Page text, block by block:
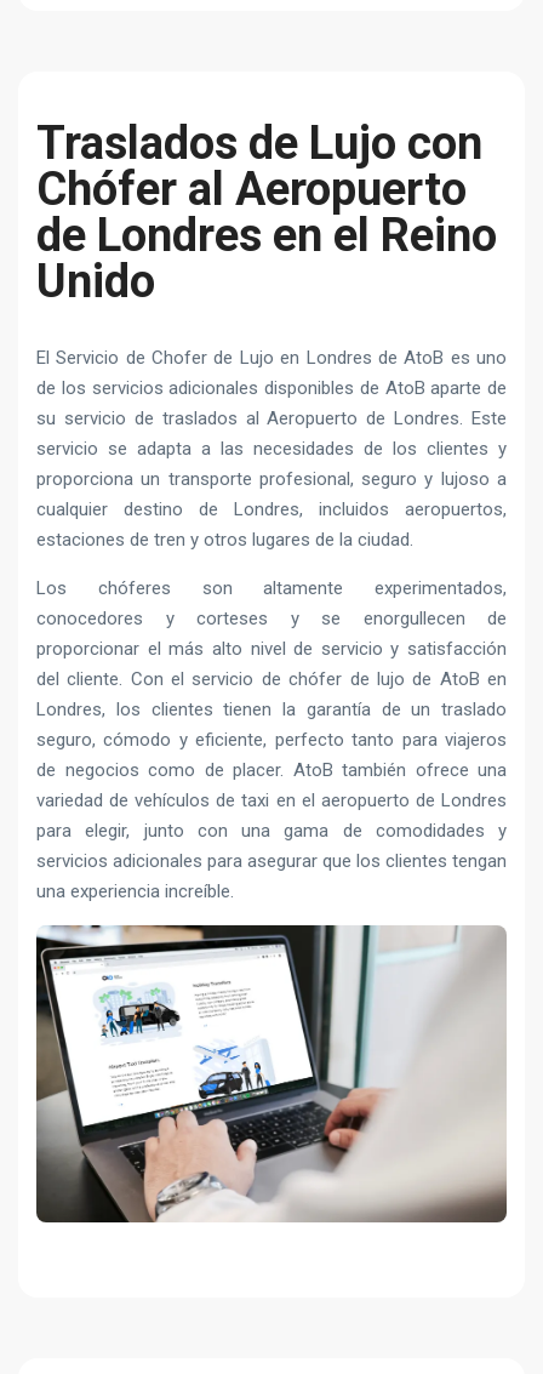
Traslados de Lujo con
Chófer al Aeropuerto
de Londres en el Reino
Unido
El Servicio de Chofer de Lujo en Londres de AtoB es uno
de los servicios adicionales disponibles de AtoB aparte de
su servicio de traslados al Aeropuerto de Londres. Este
servicio se adapta a las necesidades de los clientes y
proporciona un transporte profesional, seguro y lujoso a
cualquier destino de Londres, incluidos aeropuertos,
estaciones de tren y otros lugares de la ciudad.
Los chóferes son altamente experimentados,
conocedores y corteses y se enorgullecen de
proporcionar el más alto nivel de servicio y satisfacción
del cliente. Con el servicio de chófer de lujo de AtoB en
Londres, los clientes tienen la garantía de un traslado
seguro, cómodo y eficiente, perfecto tanto para viajeros
de negocios como de placer. AtoB también ofrece una
variedad de vehículos de taxi en el aeropuerto de Londres
para elegir, junto con una gama de comodidades y
servicios adicionales para asegurar que los clientes tengan
una experiencia increíble.